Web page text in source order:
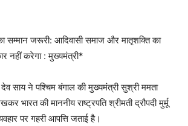
सम्मान जरूरी: आदिवासी समाज और मातृशक्ति का
नहीं करेगा : मुख्यमंत्री*
साय ने पश्चिम बंगाल की मुख्यमंत्री सुश्री ममता
भारत की माननीय राष्ट्रपति श्रीमती द्रौपदी मुर्मू
पर गहरी आपत्ति जताई है।